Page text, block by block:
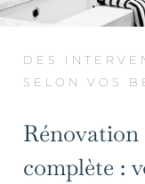
DES
SELON VOS
complète :